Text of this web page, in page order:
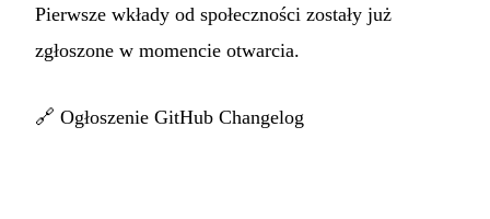
Pierwsze wkłady od społeczności zostały już
zgłoszone w momencie otwarcia.
🔗 Ogłoszenie GitHub Changelog